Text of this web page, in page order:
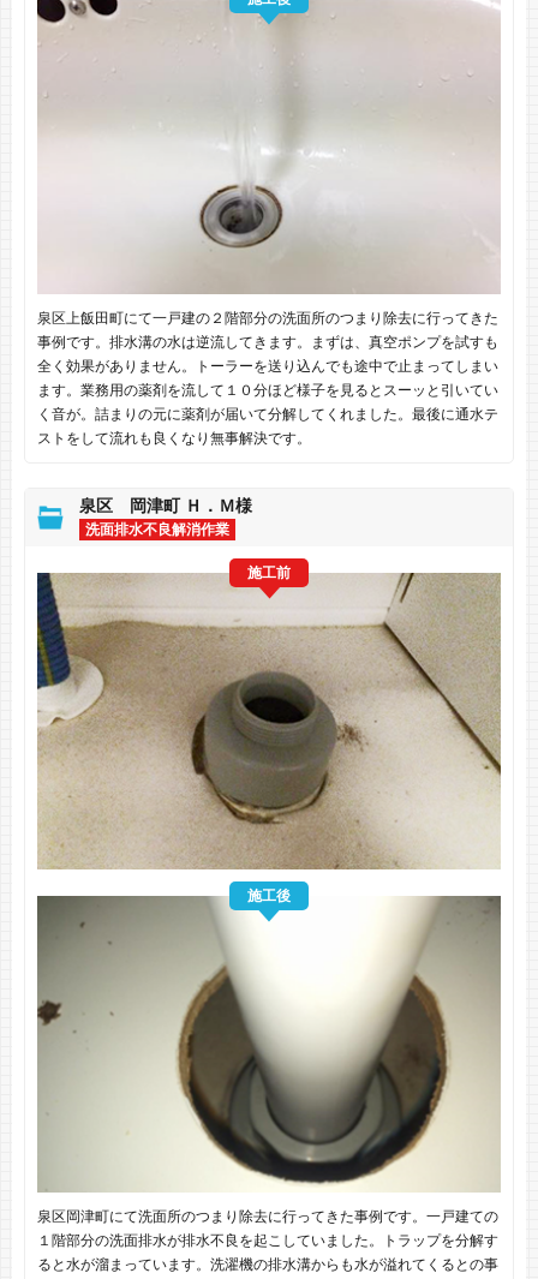
泉区上飯田町にて一戸建の２階部分の洗面所のつまり除去に行ってきた
事例です。排水溝の水は逆流してきます。まずは、真空ポンプを試すも
全く効果がありません。トーラーを送り込んでも途中で止まってしまい
ます。業務用の薬剤を流して１０分ほど様子を見るとスーッと引いてい
く音が。詰まりの元に薬剤が届いて分解してくれました。最後に通水テ
ストをして流れも良くなり無事解決です。
泉区 岡津町 Ｈ．Ｍ様
洗面排水不良解消作業
施工前
施工後
泉区岡津町にて洗面所のつまり除去に行ってきた事例です。一戸建ての
１階部分の洗面排水が排水不良を起こしていました。トラップを分解す
ると水が溜まっています。洗濯機の排水溝からも水が溢れてくるとの事